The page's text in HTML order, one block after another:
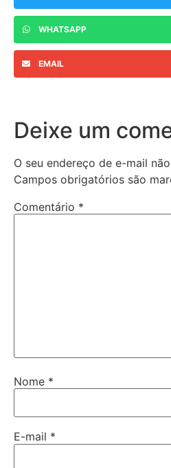
WHATSAPP
EMAIL
Deixe um
O seu endereço de e-mail
Campos obrigatórios são
Comentário *
Nome *
E-mail *